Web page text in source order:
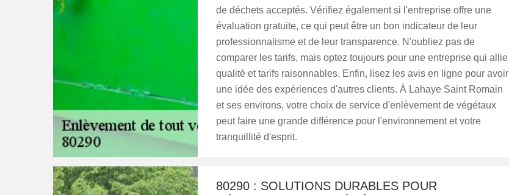
de déchets acceptés. Vérifiez également si l'entreprise offre une
évaluation gratuite, ce qui peut être un bon indicateur de leur
professionnalisme et de leur transparence. N'oubliez pas de
comparer les tarifs, mais optez toujours pour une entreprise qui allie
qualité et tarifs raisonnables. Enfin, lisez les avis en ligne pour avoir
une idée des expériences d'autres clients. À Lahaye Saint Romain
et ses environs, votre choix de service d'enlèvement de végétaux
peut faire une grande différence pour l'environnement et votre
tranquillité d'esprit.
80290 : SOLUTIONS DURABLES POUR